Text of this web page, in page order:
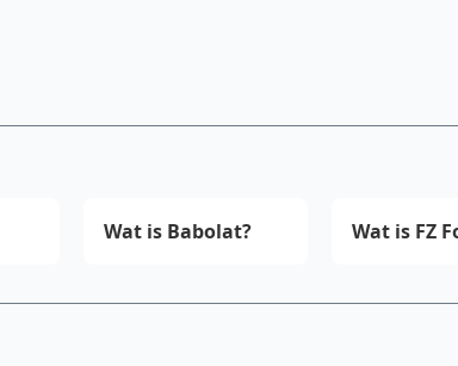
Wat is Babolat? Wat is FZ